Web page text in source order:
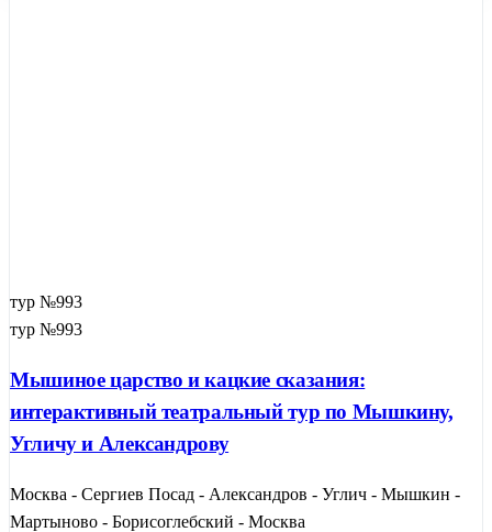
тур №993
тур №993
Мышиное царство и кацкие сказания:
интерактивный театральный тур по Мышкину,
Угличу и Александрову
Москва - Сергиев Посад - Александров - Углич - Мышкин -
Мартыново - Борисоглебский - Москва